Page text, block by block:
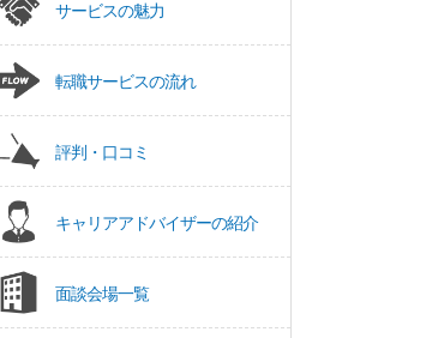
希望の働き方
サービスの魅力
転職サービスの流れ
評判・口コミ
キャリアアドバイザーの紹介
面談会場一覧